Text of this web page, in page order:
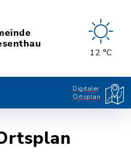
12 °C
Digitaler
Ortsplan